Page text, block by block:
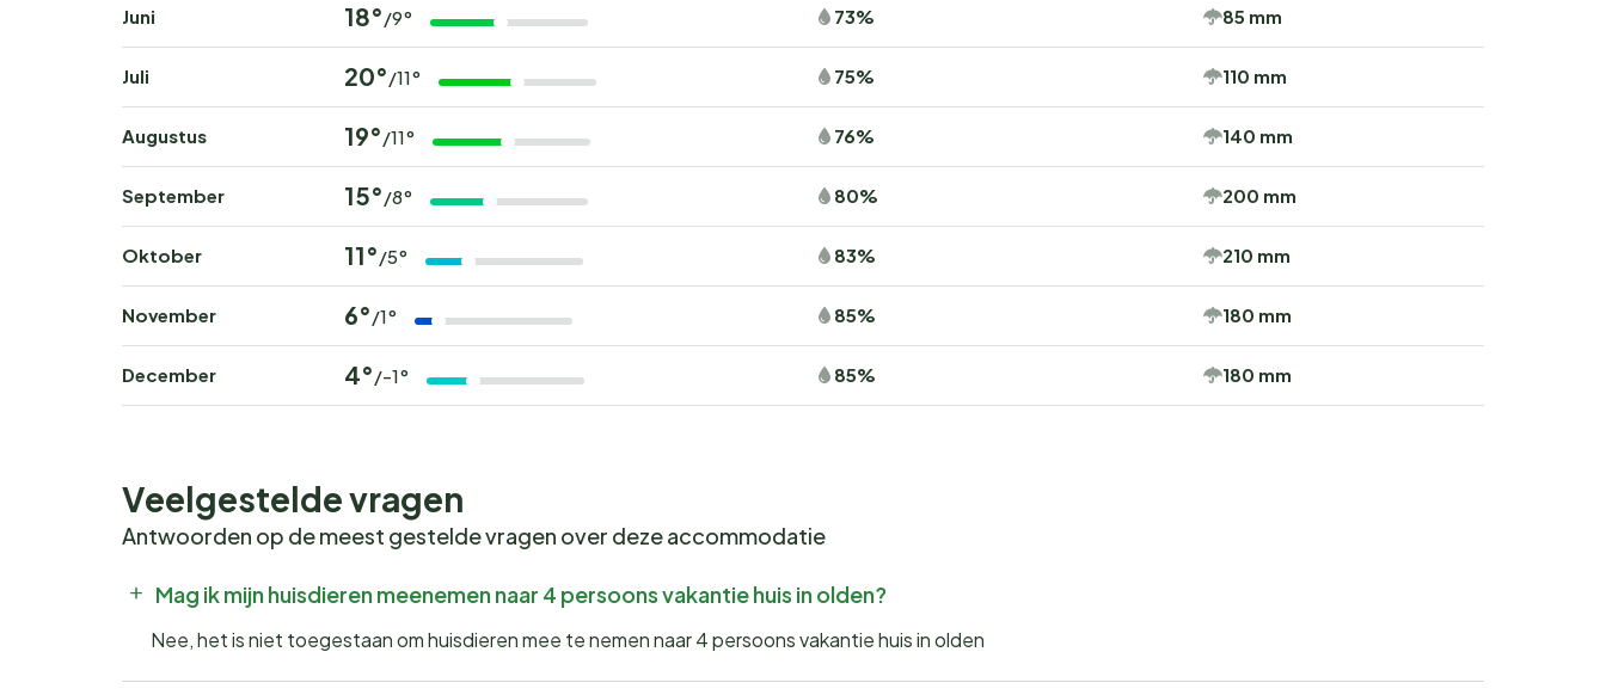
Juni 18° /9° 73% 85 mm
Juli 20° /11° 75% 110 mm
Augustus 19° /11° 76% 140 mm
September 15° /8° 80% 200 mm
Oktober 11° /5° 83% 210 mm
November 6° /1° 85% 180 mm
December 4° /-1° 85% 180 mm
Veelgestelde vragen
Antwoorden op de meest gestelde vragen over deze accommodatie
Mag ik mijn huisdieren meenemen naar 4 persoons vakantie huis in olden?
Nee, het is niet toegestaan om huisdieren mee te nemen naar 4 persoons vakantie huis in olden